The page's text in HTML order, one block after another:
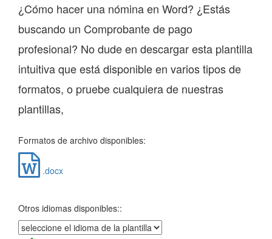
¿Cómo hacer una nómina en Word? ¿Estás
buscando un Comprobante de pago
profesional? No dude en descargar esta plantilla
intuitiva que está disponible en varios tipos de
formatos, o pruebe cualquiera de nuestras
plantillas,
Formatos de archivo disponibles:
.docx
Otros idiomas disponibles::